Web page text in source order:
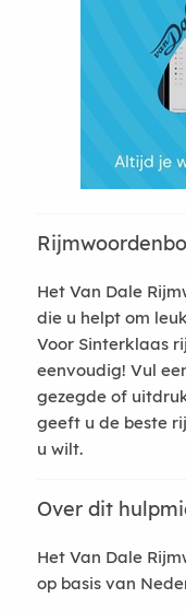
Het Van Dale
die u helpt om
Voor Sinterklaas
eenvoudig! Vul
gezegde of
geeft u de beste
u wilt.
Over dit
Het Van Dale
op basis van